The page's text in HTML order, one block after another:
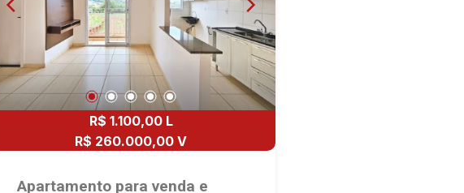
R$ 1.100,00 L
R$ 260.000,00 V
Apartamento para venda e